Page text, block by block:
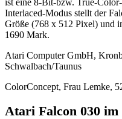
Interlaced-Modus stellt der
Größe (768 x 512 Pixel) und
1690 Mark.
Atari Computer GmbH,
Schwalbach/Taunus
ColorConcept, Frau Lemke,
Atari Falcon 030